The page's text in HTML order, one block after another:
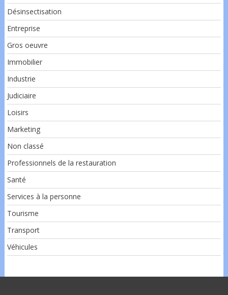
Désinsectisation
Entreprise
Gros oeuvre
Immobilier
Industrie
Judiciaire
Loisirs
Marketing
Non classé
Professionnels de la restauration
Santé
Services à la personne
Tourisme
Transport
Véhicules